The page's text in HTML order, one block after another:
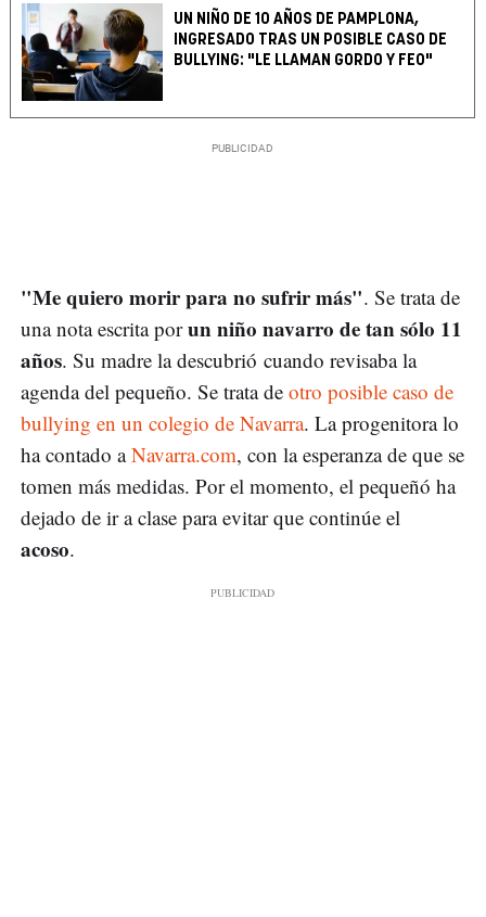
UN NIÑO DE 10 AÑOS DE PAMPLONA,
INGRESADO TRAS UN POSIBLE CASO DE
BULLYING: "LE LLAMAN GORDO Y FEO"
"Me quiero morir para no sufrir más". Se trata de
una nota escrita porun niño navarro de tan sólo 11
años. Su madre la descubrió cuando revisaba la
agenda del pequeño. Se trata de otro posible caso de
bullying en un colegio de Navarra. La progenitora lo
ha contado aNavarra.com, con la esperanza de que se
tomen más medidas. Por el momento, el pequeñó ha
dejado de ir a clase para evitar que continúe el
acoso.